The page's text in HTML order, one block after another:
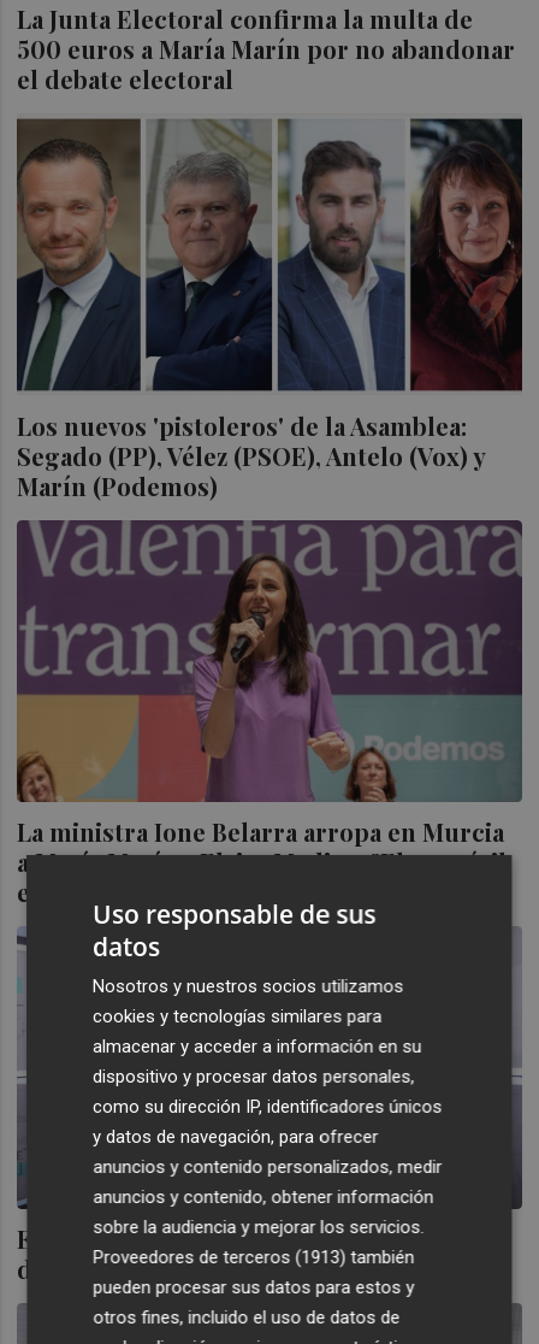
La Junta Electoral confirma la multa de
500 euros a María Marín por no abandonar
el debate electoral
Los nuevos 'pistoleros' de la Asamblea:
Segado (PP), Vélez (PSOE), Antelo (Vox) y
Marín (Podemos)
La ministra Ione Belarra arropa en Murcia
a María Marín y Elvira Medina: "El voto útil
es Podemos
El debate electoral se suspende
definitivamente
Uso responsable de sus
datos
Nosotros y nuestros socios utilizamos
cookies y tecnologías similares para
almacenar y acceder a información en su
dispositivo y procesar datos personales,
como su dirección IP, identificadores únicos
y datos de navegación, para ofrecer
anuncios y contenido personalizados, medir
anuncios y contenido, obtener información
sobre la audiencia y mejorar los servicios.
Proveedores de terceros (1913) también
pueden procesar sus datos para estos y
otros fines, incluido el uso de datos de